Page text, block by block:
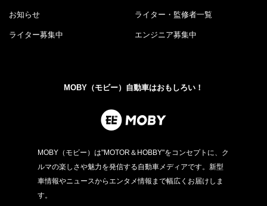
お知らせ ライター・監修者一覧
ライター募集中 エンジニア募集中
MOBY（モビー）自動車はおもしろい！
MOBY（モビー）は"MOTOR＆HOBBY"をコンセプトに、ク
ルマの楽しさや魅力を発信する自動車メディアです。新型
車情報やニュースからエンタメ情報まで幅広くお届けしま
す。